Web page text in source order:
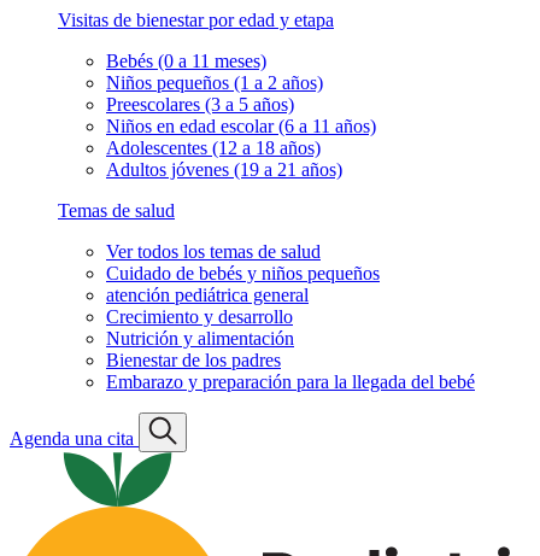
Visitas de bienestar por edad y etapa
Bebés (0 a 11 meses)
Niños pequeños (1 a 2 años)
Preescolares (3 a 5 años)
Niños en edad escolar (6 a 11 años)
Adolescentes (12 a 18 años)
Adultos jóvenes (19 a 21 años)
Temas de salud
Ver todos los temas de salud
Cuidado de bebés y niños pequeños
atención pediátrica general
Crecimiento y desarrollo
Nutrición y alimentación
Bienestar de los padres
Embarazo y preparación para la llegada del bebé
Agenda una cita